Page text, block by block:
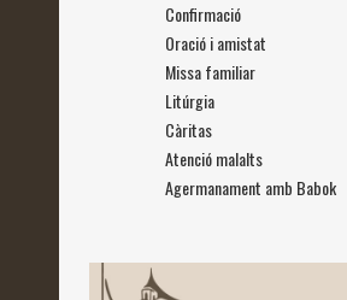
Confirmació
Oració i amistat
Missa familiar
Litúrgia
Càritas
Atenció malalts
Agermanament amb Babok